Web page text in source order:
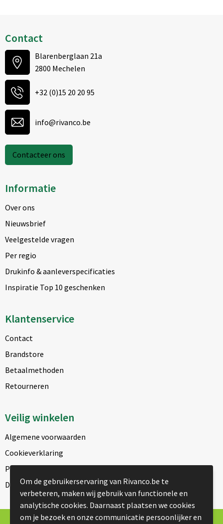
Contact
Blarenberglaan 21a
2800 Mechelen
+32 (0)15 20 20 95
info@rivanco.be
Contacteer ons
Informatie
Over ons
Nieuwsbrief
Veelgestelde vragen
Per regio
Drukinfo & aanleverspecificaties
Inspiratie Top 10 geschenken
Klantenservice
Contact
Brandstore
Betaalmethoden
Retourneren
Veilig winkelen
Algemene voorwaarden
Cookieverklaring
Privacyverklaring
Disclaimer
Om de gebruikerservaring van Rivanco.be te
verbeteren, maken wij gebruik van functionele en
analytische cookies. Daarnaast plaatsen we cookies
om je bezoek en onze communicatie persoonlijker en